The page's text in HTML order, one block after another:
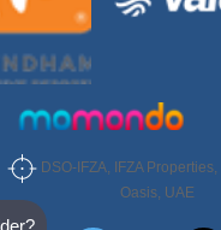
DSO-IFZA, IFZA
Oasis, UAE